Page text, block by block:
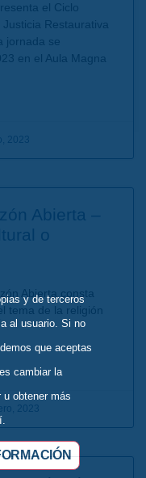
el Ciclo
Restaurativa
jornada se
en el Aula Magna
2023
Abierta –
o
Abierta consta
tema de la religión
2023
y de terceros
al usuario. Si no
que aceptas
cambiar la
u obtener más